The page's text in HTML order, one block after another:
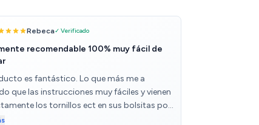
Rebeca✓ Verificado
recomendable 100% muy fácil de
es fantástico. Lo que más me a
que las instrucciones muy fáciles y vienen
los tornillos ect en sus bolsitas por
y número, y la madera también marcada